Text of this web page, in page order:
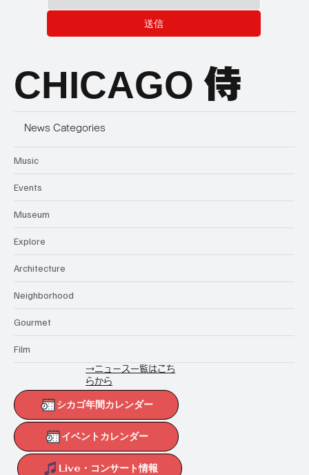
送信
CHICAGO 侍
News Categories
Music
Events
Museum
Explore
Architecture
Neighborhood
Gourmet
Film
→ニュース一覧はこち
らから
シカゴ年間カレンダー
イベントカレンダー
Live・コンサート情報